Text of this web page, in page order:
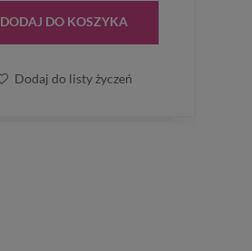
DODAJ DO KOSZYKA
Dodaj do listy życzeń